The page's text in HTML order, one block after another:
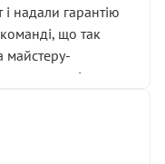
вже не
саме її цей сервіс
і надали гарантію
що так
та по суті.